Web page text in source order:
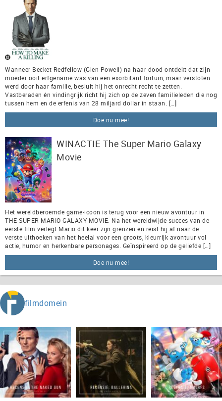
Wanneer Becket Redfellow (Glen Powell) na haar dood ontdekt dat zijn
moeder ooit erfgename was van een exorbitant fortuin, maar verstoten
werd door haar familie, besluit hij het onrecht recht te zetten.
Vastberaden én vindingrijk richt hij zich op de zeven familieleden die nog
tussen hem en de erfenis van 28 miljard dollar in staan. […]
Doe nu mee!
WINACTIE The Super Mario Galaxy
Movie
Het wereldberoemde game-icoon is terug voor een nieuw avontuur in
THE SUPER MARIO GALAXY MOVIE. Na het wereldwijde succes van de
eerste film verlegt Mario dit keer zijn grenzen en reist hij af naar de
verste uithoeken van het heelal voor een groots, kleurrijk avontuur vol
actie, humor en herkenbare personages. Geïnspireerd op de geliefde […]
Doe nu mee!
filmdomein